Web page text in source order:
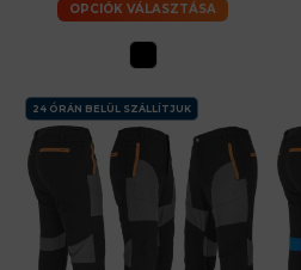
OPCIÓK VÁLASZTÁSA
24 ÓRÁN BELÜL SZÁLLÍTJUK